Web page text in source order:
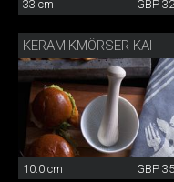
33 cm GBP
KERAMIKMÖRSER KAI
10.0 cm GBP